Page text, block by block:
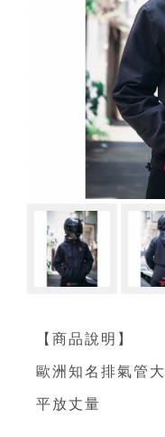
【商品說明】
歐洲知名排氣管
平放丈量